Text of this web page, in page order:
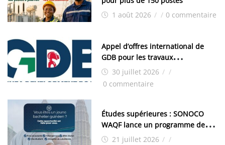
1 août 2026 / / 0 commentaire
Appel d’offres international de
GDB pour les travaux
d’aménagement de la zone
industrielle de FANDJE (PAZIF)
30 juillet 2026 / /
0 commentaire
Études supérieures : SONOCO
WAQF lance un programme de
bourses pour la Malaisie
21 juillet 2026 / /